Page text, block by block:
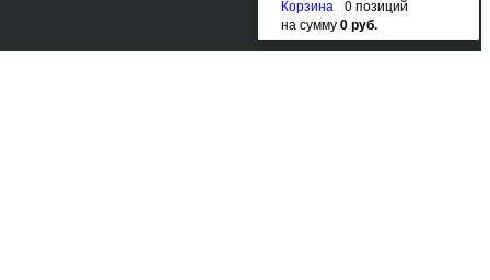
Корзина
0 позиций
на сумму0 руб.